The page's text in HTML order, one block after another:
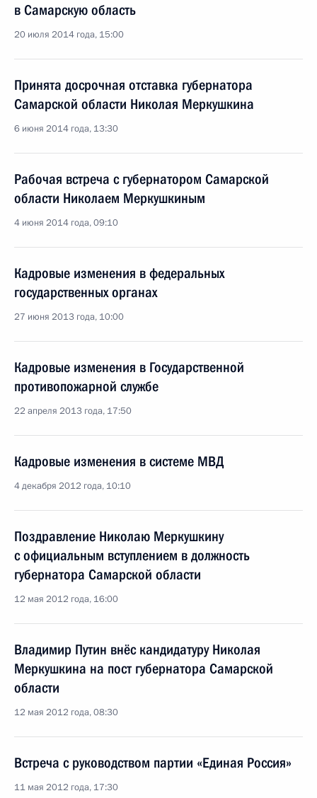
в Самарскую область
20 июля 2014 года, 15:00
Принята досрочная отставка губернатора
Самарской области Николая Меркушкина
6 июня 2014 года, 13:30
Рабочая встреча с губернатором Самарской
области Николаем Меркушкиным
4 июня 2014 года, 09:10
Кадровые изменения в федеральных
государственных органах
27 июня 2013 года, 10:00
Кадровые изменения в Государственной
противопожарной службе
22 апреля 2013 года, 17:50
Кадровые изменения в системе МВД
4 декабря 2012 года, 10:10
Поздравление Николаю Меркушкину
с официальным вступлением в должность
губернатора Самарской области
12 мая 2012 года, 16:00
Владимир Путин внёс кандидатуру Николая
Меркушкина на пост губернатора Самарской
области
12 мая 2012 года, 08:30
Встреча с руководством партии «Единая Россия»
11 мая 2012 года, 17:30